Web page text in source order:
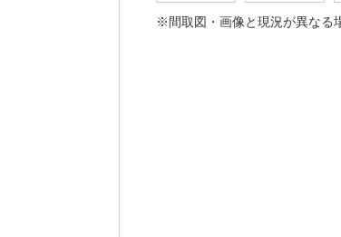
※間取図・画像と現況が異なる